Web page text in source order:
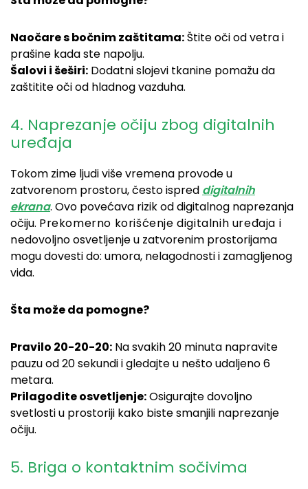
Naočare s bočnim zaštitama:Štite oči od vetra i
prašine kada ste napolju.
Šalovi i šeširi: Dodatni slojevi tkanine pomažu da
zaštitite oči od hladnog vazduha.
4. Naprezanje očiju zbog digitalnih
uređaja
Tokom zime ljudi više vremena provode u
zatvorenom prostoru, često ispred digitalnih
ekrana. Ovo povećava rizik od digitalnog naprezanja
očiju. Prekomerno korišćenje digitalnih uređaja i
nedovoljno osvetljenje u zatvorenim prostorijama
mogu dovesti do: umora, nelagodnosti i zamagljenog
vida.
Šta može da pomogne?
Pravilo 20-20-20: Na svakih 20 minuta napravite
pauzu od 20 sekundi i gledajte u nešto udaljeno 6
metara.
Prilagodite osvetljenje:Osigurajte dovoljno
svetlosti u prostoriji kako biste smanjili naprezanje
očiju.
5. Briga o kontaktnim sočivima